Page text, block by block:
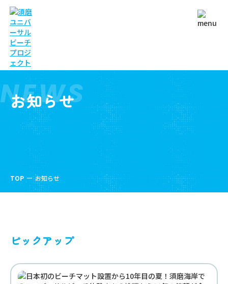
お知らせ
NEWS
TOP お知らせ
ピックアップ